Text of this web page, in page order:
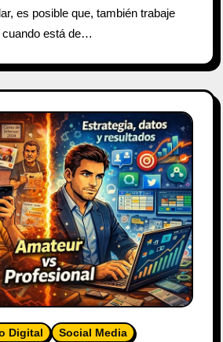
es posible que, también trabaje
cuando está de…
Digital Social Media